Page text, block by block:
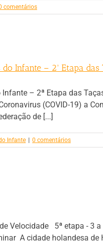
comentários
Infante – 2ª Etapa das
– 2ª Etapa das
(COVID-19) a
de [...]
Infante 0 comentários
Velocidade 5ª etapa - 3 a
A cidade holandesa de